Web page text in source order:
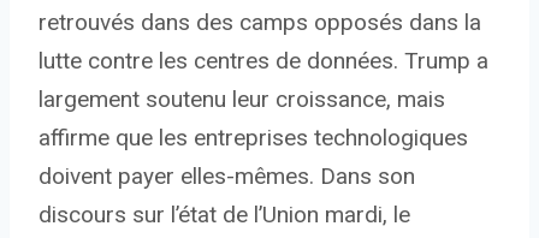
retrouvés dans des camps opposés dans la
lutte contre les centres de données. Trump a
largement soutenu leur croissance, mais
affirme que les entreprises technologiques
doivent payer elles-mêmes. Dans son
discours sur l’état de l’Union mardi, le